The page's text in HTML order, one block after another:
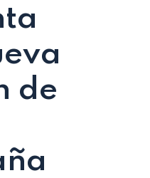
de